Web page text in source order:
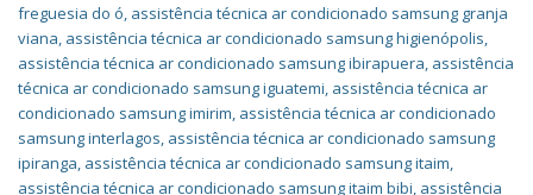
freguesia do ó, assistência técnica ar condicionado samsung granja
viana, assistência técnica ar condicionado samsung higienópolis,
assistência técnica ar condicionado samsung ibirapuera, assistência
técnica ar condicionado samsung iguatemi, assistência técnica ar
condicionado samsung imirim, assistência técnica ar condicionado
samsung interlagos, assistência técnica ar condicionado samsung
ipiranga, assistência técnica ar condicionado samsung itaim,
assistência técnica ar condicionado samsung itaim bibi, assistência